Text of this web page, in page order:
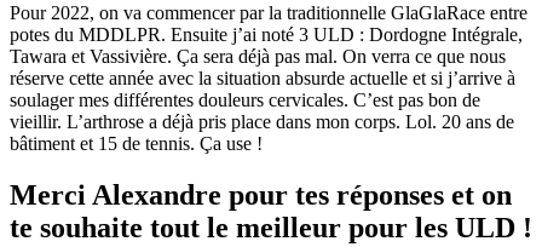
Pour 2022, on va commencer par la traditionnelle GlaGlaRace entre
potes du MDDLPR. Ensuite j’ai noté 3 ULD : Dordogne Intégrale,
Tawara et Vassivière. Ça sera déjà pas mal. On verra ce que nous
réserve cette année avec la situation absurde actuelle et si j’arrive à
soulager mes différentes douleurs cervicales. C’est pas bon de
vieillir. L’arthrose a déjà pris place dans mon corps. Lol. 20 ans de
bâtiment et 15 de tennis. Ça use !
Merci Alexandre pour tes réponses et on
te souhaite tout le meilleur pour les ULD !